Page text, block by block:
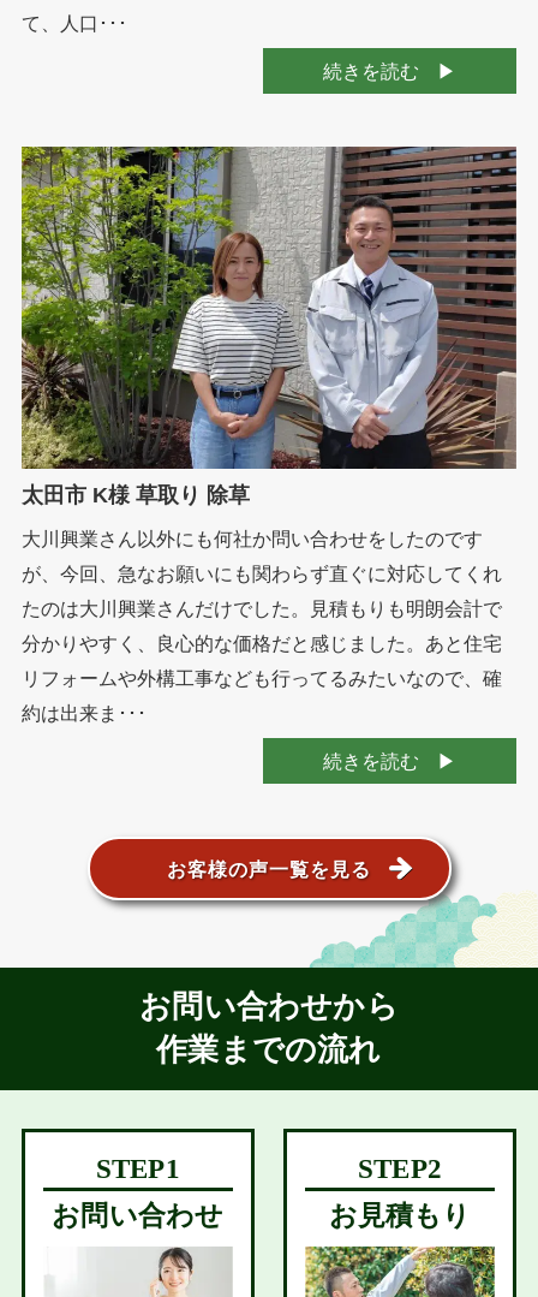
て、人口･･･
続きを読む
太田市 K様 草取り 除草
大川興業さん以外にも何社か問い合わせをしたのです
が、今回、急なお願いにも関わらず直ぐに対応してくれ
たのは大川興業さんだけでした。見積もりも明朗会計で
分かりやすく、良心的な価格だと感じました。あと住宅
リフォームや外構工事なども行ってるみたいなので、確
約は出来ま･･･
続きを読む
お客様の声一覧を見る
お問い合わせから
作業までの流れ
お問い合わせ お見積もり